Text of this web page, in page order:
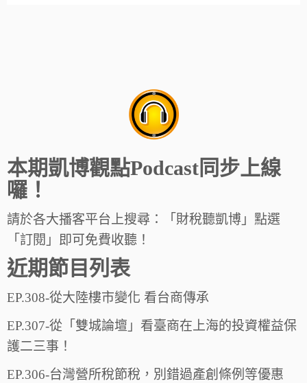
本期凱博觀點Podcast同步上線
囉！
請於各大播客平台上搜尋：「財稅聽凱博」點選
「訂閱」即可免費收聽！
近期節目列表
EP.308-從大陸樓市變化 看台商傳承
EP.307-從「雙城論壇」看臺商在上海的投資權益保
護二三事！
EP.306-台灣營所稅節稅，別錯過產創條例等優惠